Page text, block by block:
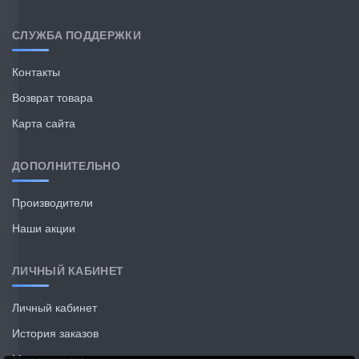
СЛУЖБА ПОДДЕРЖКИ
Контакты
Возврат товара
Карта сайта
ДОПОЛНИТЕЛЬНО
Производители
Наши акции
ЛИЧНЫЙ КАБИНЕТ
Личный кабинет
История заказов